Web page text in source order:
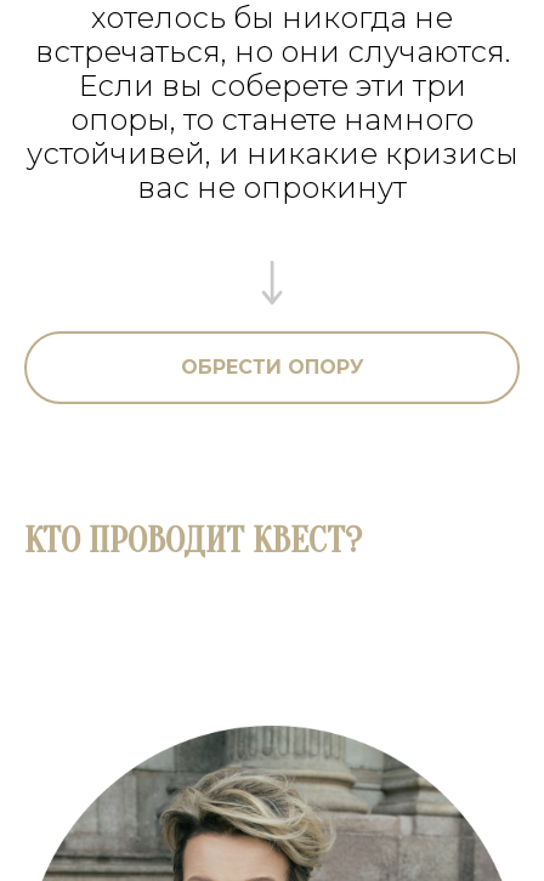
хотелось бы никогда не
встречаться, но они случаются.
Если вы соберете эти три
опоры, то станете намного
устойчивей, и никакие кризисы
вас не опрокинут
ОБРЕСТИ ОПОРУ
КТО ПРОВОДИТ КВЕСТ?